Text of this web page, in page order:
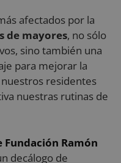
afectados por la
de mayores, no sólo
sino también una
para mejorar la
residentes
nuestras rutinas de
Fundación Ramón
decálogo de